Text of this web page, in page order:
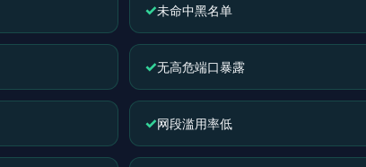
✓未命中黑名单
✓无高危端口暴露
✓网段滥用率低